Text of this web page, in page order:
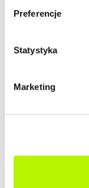
Preferencje
Statystyka
Marketing